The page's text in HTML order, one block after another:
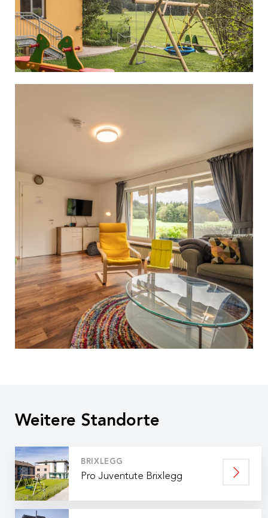
Weitere Standorte
BRIXLEGG
Pro Juventute Brixlegg